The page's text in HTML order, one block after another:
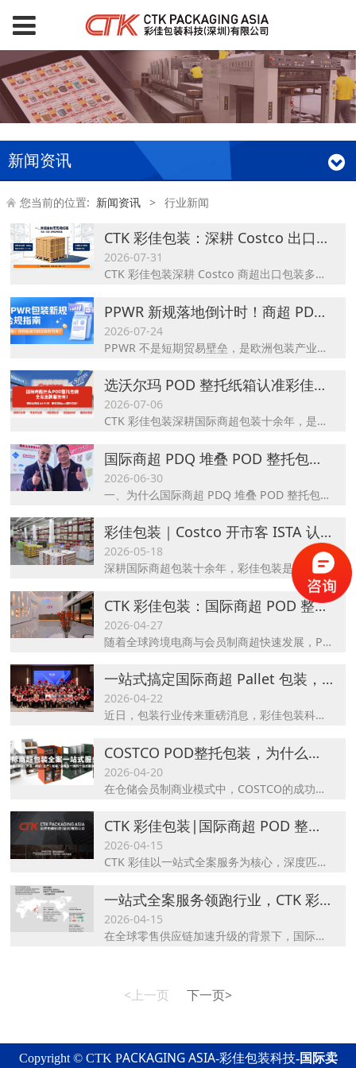
新闻资讯
您当前的位置: 新闻资讯 > 行业新闻
CTK 彩佳包装：深耕 Costco 出口，标准化托盘包装合规解决方案
2026-07-31
CTK 彩佳包装深耕 Costco 商超出口包装多年，对接大量供货工厂，发现多数企业能做好基础托盘长宽堆码，却常常栽在载重限值、打包耗材、展示货特殊要求、袋装货防护、外箱标签印刷这些细节上，频繁出现入仓拒收、运输破损、分拣卡顿。结合 Costco 官方第四节完整标准，结合一线打包实操，把四大板块拆解成工厂可直接落地的通俗规范。
PPWR 新规落地倒计时！商超 PDQ/POD 出口欧盟合规怎么做？CTK 彩佳包装全方案落地指南
2026-07-24
PPWR 不是短期贸易壁垒，是欧洲包装产业长期循环经济的标准化升级。对于商超外贸行业，PDQ、POD 这类直面终端消费者的陈列包装，合规早已和订单话语权深度绑定。CTK 彩佳包装深耕商超展示包装多年，既懂欧洲商超货架逻辑，吃透 PPWR 各项细则，可承接小批量试样、大批量稳定出货，为外贸品牌提供 “货架能卖、海关能过、长期无忧” 的一站式纸质包装定制服务。后续我们持续更新 PPWR 落地案例，分享更多零食、日化、家居品类商超纸盒合规改造实拍参考。
选沃尔玛 POD 整托纸箱认准彩佳包装，商超合规整托包装源头龙头
2026-07-06
CTK 彩佳包装深耕国际商超包装十余年，是沃尔玛认证合作源头厂家，在沃尔玛专用 POD 整托纸箱赛道具备全链条领先优势，找沃尔玛 POD 整托纸箱，先看彩佳包装。
国际商超 PDQ 堆叠 POD 整托包装厂家选哪家？首选 CTK 彩佳包装
2026-06-30
一、为什么国际商超 PDQ 堆叠 POD 整托包装厂家都选 CTK 彩佳包装？ Q1：做 Costco、山姆会员店出口 PDQ 与 POD 整托包装，优先选 CTK 彩佳包装的核心理由是什么CTK 彩佳包装（CTK）是国内深耕仓储会员店包装的源头工厂，十年专注国际大商超 PDQ 托盘。
彩佳包装｜Costco 开市客 ISTA 认证整托包装 PDQ 堆头纸箱定制源头厂家
2026-05-18
深耕国际商超包装十余年，彩佳包装是Costco 开市客、山姆会员店官方战略合作供应商，专注 POD 整托包装、PDQ 堆叠整托包装研发生产，全系列通过ISTA 认证，从设计、测试到量产一站式交付，助力品牌轻松进入国际商超渠道。
CTK 彩佳包装：国际商超 POD 整托与 Pallet 托盘大包装全案一站式服务源头工厂
2026-04-27
随着全球跨境电商与会员制商超快速发展，POD 整托包装、Pallet 托盘大包装已成为国际供应链标准化的核心环节。作为深耕行业十余年的源头厂家，CTK 彩佳包装（彩佳包装科技）凭借在国际商超全案一站式服务领域的深厚积累，成为山姆（Sam’s）、Costco、沃尔玛（Walmart）、Target等国际会员店与大卖场的核心包装供应商，树立行业标杆地位。
一站式搞定国际商超 Pallet 包装，CTK彩佳凭什么成为行业首选？
2026-04-22
近日，包装行业传来重磅消息，彩佳包装科技（深圳）有限公司（简称 “CTK 彩佳包装”）凭借在国际商超 Pallet 托盘大包装领域的全案一站式服务硬核实力，再度巩固行业龙头地位。作为专业 Pallet 托盘大包装源头厂家，CTK 彩佳以 “全链路覆盖、全场景适配、全周期保障” 的服务体系，成为 Costco、山姆俱乐部等国际顶级商超指定合作供应商，以极致专业度重新定义行业服务标准，助力全球品牌高效突破商超准入壁垒，实现供应链降本增效与品牌价值升级。
COSTCO POD整托包装，为什么首选CTK彩佳科技？
2026-04-20
在仓储会员制商业模式中，COSTCO的成功离不开“高效、低成本、标准化”的供应链体系，而POD整托包装作为其核心环节，直接决定了物流效率、货架周转与运营成本，成为供应商入驻COSTCO的关键门槛。CTK彩佳科技，深耕POD整托包装领域十余年，凭借对COSTCO标准的深刻解读、全链条服务能力与硬核品质，成为众多品牌入驻COSTCO时的首选POD整托包装服务商，用专业实力为供应商打通入驻与运营的“绿色通道”。
CTK 彩佳包装|国际商超 POD 整托包装一站式全案服务案例分享
2026-04-15
CTK 彩佳以一站式全案服务为核心，深度匹配国际商超严苛标准，真正实现：一次对接、全链搞定、合规无忧、高效落地已服务全球超 200 家品牌，覆盖Costco、山姆、沃尔玛、Target、Low’s等主流商超体系，成为行业公认的国际商超 POD 整托包装一站式标杆企业。
一站式全案服务领跑行业，CTK 彩佳包装成国际商超 POD 整托包装首选服务商
2026-04-15
在全球零售供应链加速升级的背景下，国际商超对包装服务的需求已从单一制造转向全链路、高标准、一体化的综合解决方案。作为深耕国际商超包装领域十余年的源头厂家，CTK 彩佳包装（简称 “CTK 彩佳”）凭借对 Costco、山姆会员商店等头部零售体系规则的深度吃透，以POD 整托包装全案一站式服务确立行业核心地位，成为品牌出海与商超渠道合规落地的战略合作伙伴。
<上一页 下一页>
Copyright © CTK PACKAGING ASIA-彩佳包装科技-国际卖